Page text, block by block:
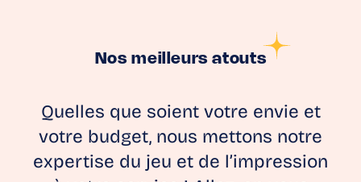
Nos meilleurs atouts
Quelles que soient votre envie et
votre budget, nous mettons notre
expertise du jeu et de l’impression